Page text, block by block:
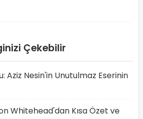
Çekebilir
Aziz Nesin'in Unutulmaz Eserinin
Whitehead'dan Kısa Özet ve